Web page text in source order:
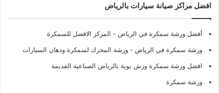
افضل مراكز صيانة سيارات بالرياض
أفضل ورشة سمكرة في الرياض - المركز الافضل للسمكرة
ورشة سمكرة في الرياض - ورشة المحرك لسمكرة ودهان السيارات
افضل ورشة سمكرة ورش بوية بالرياض الصناعية القديمة
ورشة سمكرة